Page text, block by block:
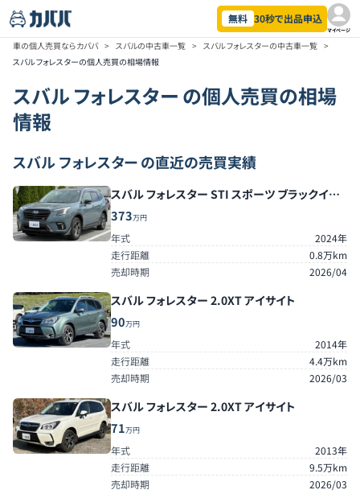
無料 30秒で出品申込
マイページ
車の個人売買ならカババ > スバルの中古車一覧 > スバル フォレスターの中古車一覧 >
スバル フォレスターの個人売買の相場情報
スバル フォレスター の個人売買の相場
情報
スバル フォレスター の直近の売買実績
スバル フォレスター STI スポーツ ブラックイン
テリアセレクション
373万円
年式
2024年
走行距離
0.8万km
売却時期
2026/04
スバル フォレスター 2.0XT アイサイト
90万円
年式
2014年
走行距離
4.4万km
売却時期
2026/03
スバル フォレスター 2.0XT アイサイト
71万円
年式
2013年
走行距離
9.5万km
売却時期
2026/03